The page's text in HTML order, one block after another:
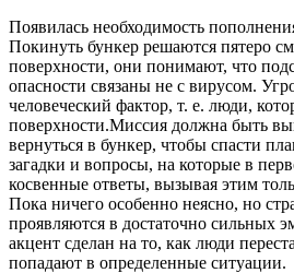
Появилась необходимость
Покинуть бункер решаются пятеро
поверхности, они понимают, что
опасности связаны не с вирусом.
человеческий фактор, т. е. люди,
поверхности.Миссия должна быть
вернуться в бункер, чтобы спасти
загадки и вопросы, на которые в
косвенные ответы, вызывая этим
Пока ничего особенно неясно, но
проявляются в достаточно сильных
акцент сделан на то, как люди
попадают в определенные ситуации.